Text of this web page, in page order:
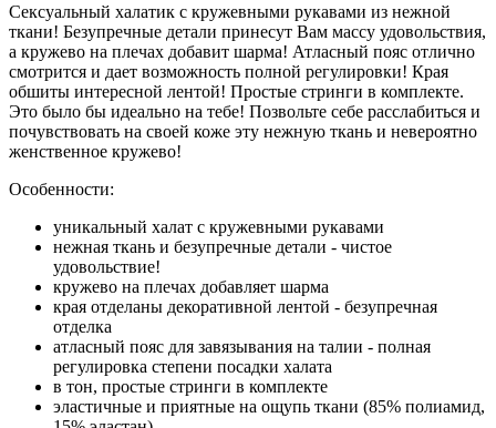
Сексуальный халатик с кружевными рукавами из нежной
ткани! Безупречные детали принесут Вам массу удовольствия,
а кружево на плечах добавит шарма! Атласный пояс отлично
смотрится и дает возможность полной регулировки! Края
обшиты интересной лентой! Простые стринги в комплекте.
Это было бы идеально на тебе! Позвольте себе расслабиться и
почувствовать на своей коже эту нежную ткань и невероятно
женственное кружево!
Особенности:
уникальный халат с кружевными рукавами
нежная ткань и безупречные детали - чистое
удовольствие!
кружево на плечах добавляет шарма
края отделаны декоративной лентой - безупречная
отделка
атласный пояс для завязывания на талии - полная
регулировка степени посадки халата
в тон, простые стринги в комплекте
эластичные и приятные на ощупь ткани (85% полиамид,